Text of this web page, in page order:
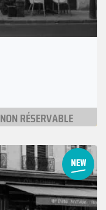
NON RÉSERVABLE